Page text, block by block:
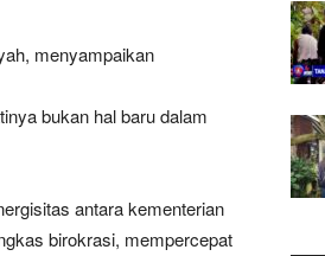
menyampaikan
bukan hal baru dalam
antara kementerian
birokrasi, mempercepat